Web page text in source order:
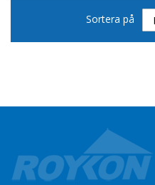
Sortera på